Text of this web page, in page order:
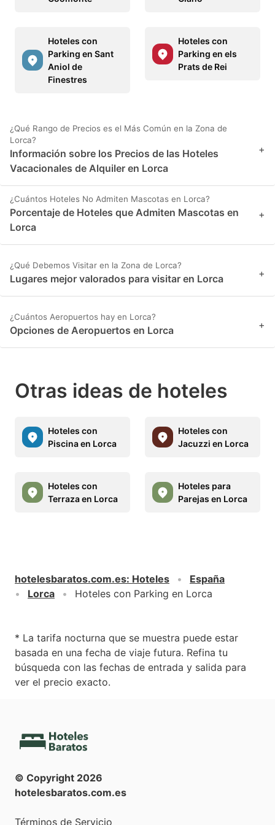
Hoteles con
Parking en Sant
Aniol de
Finestres
Hoteles con
Parking en els
Prats de Rei
¿Qué Rango de Precios es el Más Común en la Zona de
Lorca?
Información sobre los Precios de las Hoteles
Vacacionales de Alquiler en Lorca
+
¿Cuántos Hoteles No Admiten Mascotas en Lorca?
Porcentaje de Hoteles que Admiten Mascotas en
Lorca
+
¿Qué Debemos Visitar en la Zona de Lorca?
Lugares mejor valorados para visitar en Lorca +
¿Cuántos Aeropuertos hay en Lorca?
Opciones de Aeropuertos en Lorca +
Otras ideas de hoteles
Hoteles con
Piscina en Lorca
Hoteles con
Jacuzzi en Lorca
Hoteles con
Terraza en Lorca
Hoteles para
Parejas en Lorca
hotelesbaratos.com.es: Hoteles
España
Lorca
Hoteles con Parking en Lorca
* La tarifa nocturna que se muestra puede estar
basada en una fecha de viaje futura. Refina tu
búsqueda con las fechas de entrada y salida para
ver el precio exacto.
© Copyright 2026
hotelesbaratos.com.es
Términos de Servicio